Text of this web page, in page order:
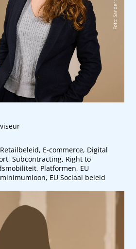
E-commerce, Digital
Subcontracting, Right to
Platformen, EU
EU Sociaal beleid